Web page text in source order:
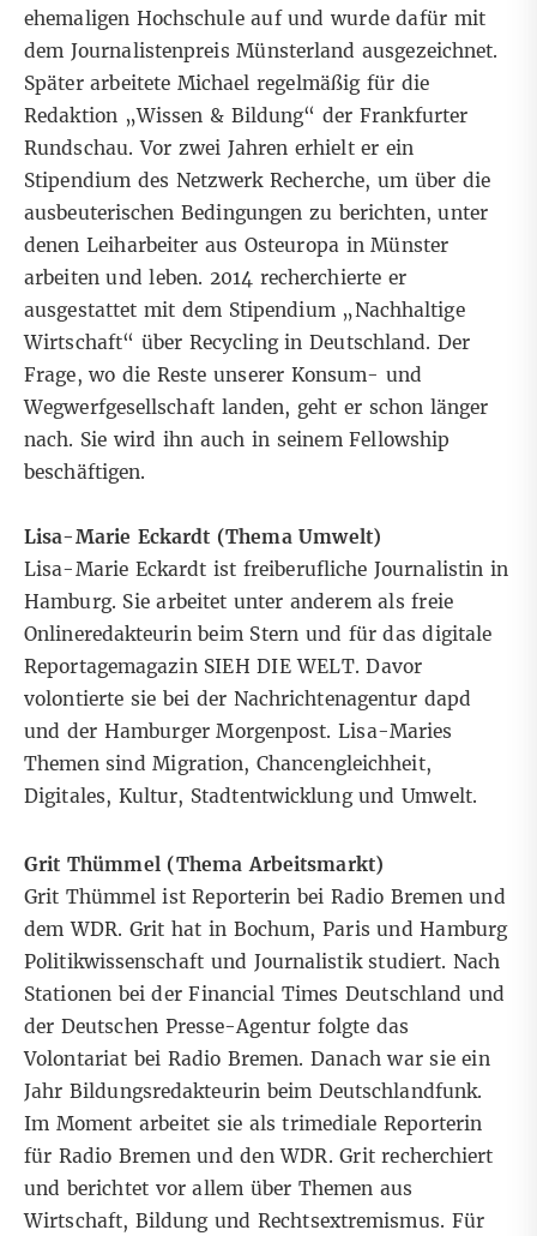
ehemaligen Hochschule auf und wurde dafür mit
dem Journalistenpreis Münsterland ausgezeichnet.
Später arbeitete Michael regelmäßig für die
Redaktion „Wissen & Bildung“ der Frankfurter
Rundschau. Vor zwei Jahren erhielt er ein
Stipendium des Netzwerk Recherche, um über die
ausbeuterischen Bedingungen zu berichten, unter
denen Leiharbeiter aus Osteuropa in Münster
arbeiten und leben. 2014 recherchierte er
ausgestattet mit dem Stipendium „Nachhaltige
Wirtschaft“ über Recycling in Deutschland. Der
Frage, wo die Reste unserer Konsum- und
Wegwerfgesellschaft landen, geht er schon länger
nach. Sie wird ihn auch in seinem Fellowship
beschäftigen.
Lisa-Marie Eckardt (Thema Umwelt)
Lisa-Marie Eckardt ist freiberufliche Journalistin in
Hamburg. Sie arbeitet unter anderem als freie
Onlineredakteurin beim Stern und für dasdigitale
Reportagemagazin SIEH DIE WELT. Davor
volontierte sie bei der Nachrichtenagentur dapd
und der Hamburger Morgenpost. Lisa-Maries
Themen sind Migration, Chancengleichheit,
Digitales, Kultur, Stadtentwicklung und Umwelt.
Grit Thümmel (Thema Arbeitsmarkt)
Grit Thümmel ist Reporterin bei Radio Bremen und
dem WDR. Grit hat in Bochum, Paris und Hamburg
Politikwissenschaft und Journalistik studiert. Nach
Stationen bei der Financial Times Deutschland und
der Deutschen Presse-Agentur folgte das
Volontariat bei Radio Bremen. Danach war sie ein
Jahr Bildungsredakteurin beim Deutschlandfunk.
Im Moment arbeitet sie als trimediale Reporterin
für Radio Bremen und den WDR. Grit recherchiert
und berichtet vor allem über Themen aus
Wirtschaft, Bildung und Rechtsextremismus. Für